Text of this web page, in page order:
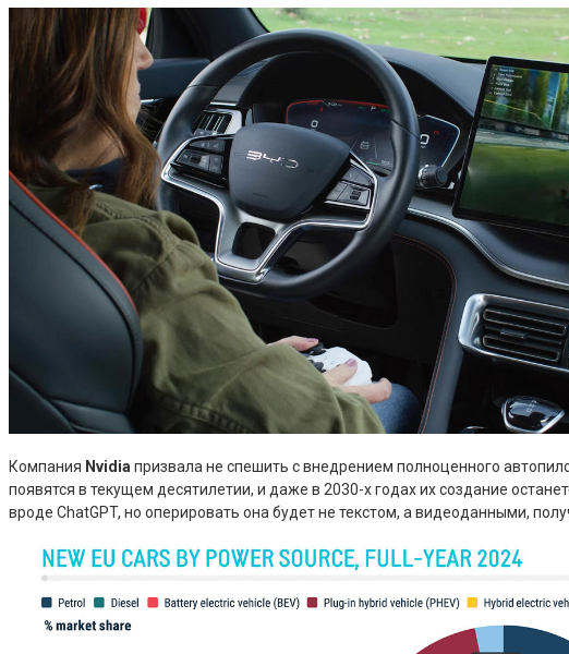
Компания Nvidia призвала не спешить с внедрением полноценного
появятся в текущем десятилетии, и даже в 2030-х годах их создание
вроде ChatGPT, но оперировать она будет не текстом, а видеоданными,